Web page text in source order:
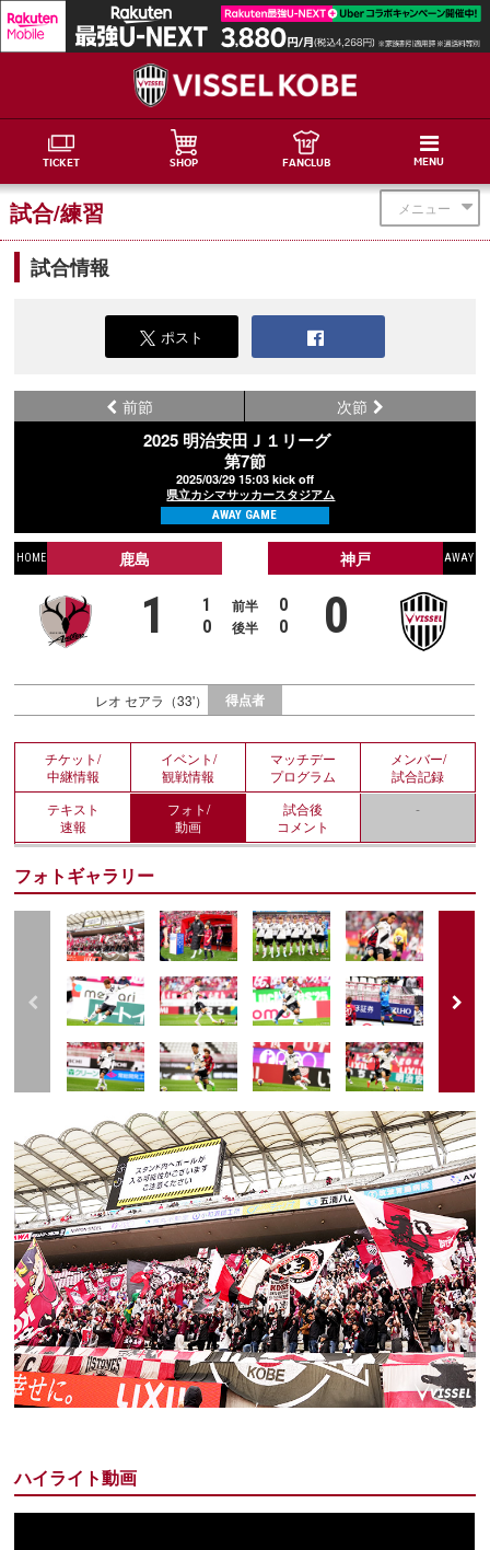
TICKET SHOP FANCLUB MENU
メニュー
試合/練習
試合情報
ポスト
前節
2025 明治安田Ｊ１リーグ
第7節
2025/03/29 15:03 kick off
県立カシマサッカースタジアム
AWAY GAME
次節
HOME 鹿島 AWAY
神戸
1 1 前半
0
0
後半 0 0
レオ セアラ（33'） 得点者
チケット/
中継情報
イベント/
観戦情報
マッチデー
プログラム
メンバー/
試合記録
テキスト
速報
フォト/
動画
試合後
コメント
-
フォトギャラリー
ハイライト動画